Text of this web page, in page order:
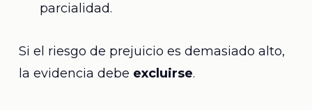
parcialidad.
Si el riesgo de prejuicio es demasiado alto,
la evidencia debe excluirse.